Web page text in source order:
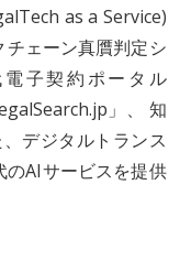
as a Service)
ェーン真贋判定シ
子契約ポータル
」、 知
デジタルトランス
のAIサービスを提供